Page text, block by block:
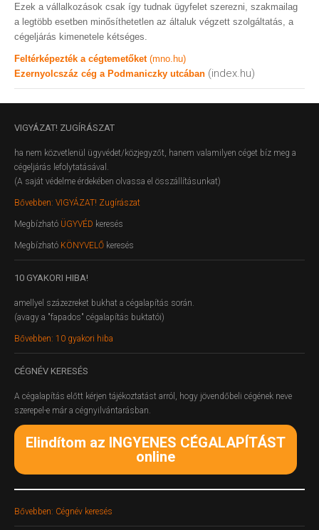
Ezek a vállalkozások csak így tudnak ügyfelet szerezni, szakmailag
a legtöbb esetben minősíthetetlen az általuk végzett szolgáltatás, a
cégeljárás kimenetele kétséges.
Feltérképezték a cégtemetőket (mno.hu)
Ezernyolcszáz cég a Podmaniczky utcában (index.hu)
VIGYÁZAT! ZUGÍRÁSZAT
ha nem közvetlenül ügyvédet/közjegyzőt, hanem valamilyen céget bíz meg a
cégeljárás lefolytatásával.
(A saját védelme érdekében olvassa el összállításunkat)
Bővebben: VIGYÁZAT! Zugírászat
Megbízható ÜGYVÉD keresés
Megbízható KÖNYVELŐ keresés
10 GYAKORI HIBA!
amellyel százezreket bukhat a cégalapítás során.
(avagy a "fapados" cégalapítás buktatói)
Bővebben: 10 gyakori hiba
CÉGNÉV KERESÉS
A cégalapítás előtt kérjen tájékoztatást arról, hogy jövendőbeli cégének neve
szerepel-e már a cégnyilvántarásban.
Elindítom az INGYENES CÉGALAPÍTÁST
online
Bővebben: Cégnév keresés